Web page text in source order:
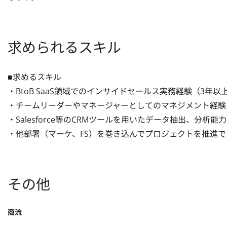
求められるスキル
■求めるスキル
・BtoB SaaS領域でのインサイドセールス実務経験（3年以上
・チームリーダーやマネージャーとしてのマネジメント経験
・Salesforce等のCRMツールを用いたデータ抽出、分析能力
・他部署（マーケ、FS）を巻き込んでプロジェクトを推進
その他
商流